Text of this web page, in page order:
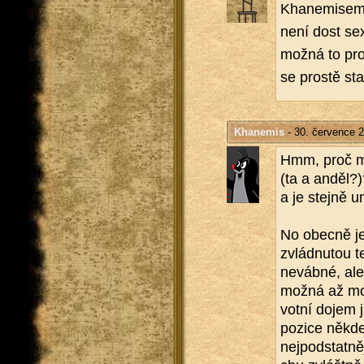
není dost
možná to
se pros­tě
Khanemis- 30. července
Hmm, proč
(ta a
a je stej­ně
No obec­ně
zvlád­nu­tou
ne­váb­né,
možná až
vot­ní dojem
po­zi­ce